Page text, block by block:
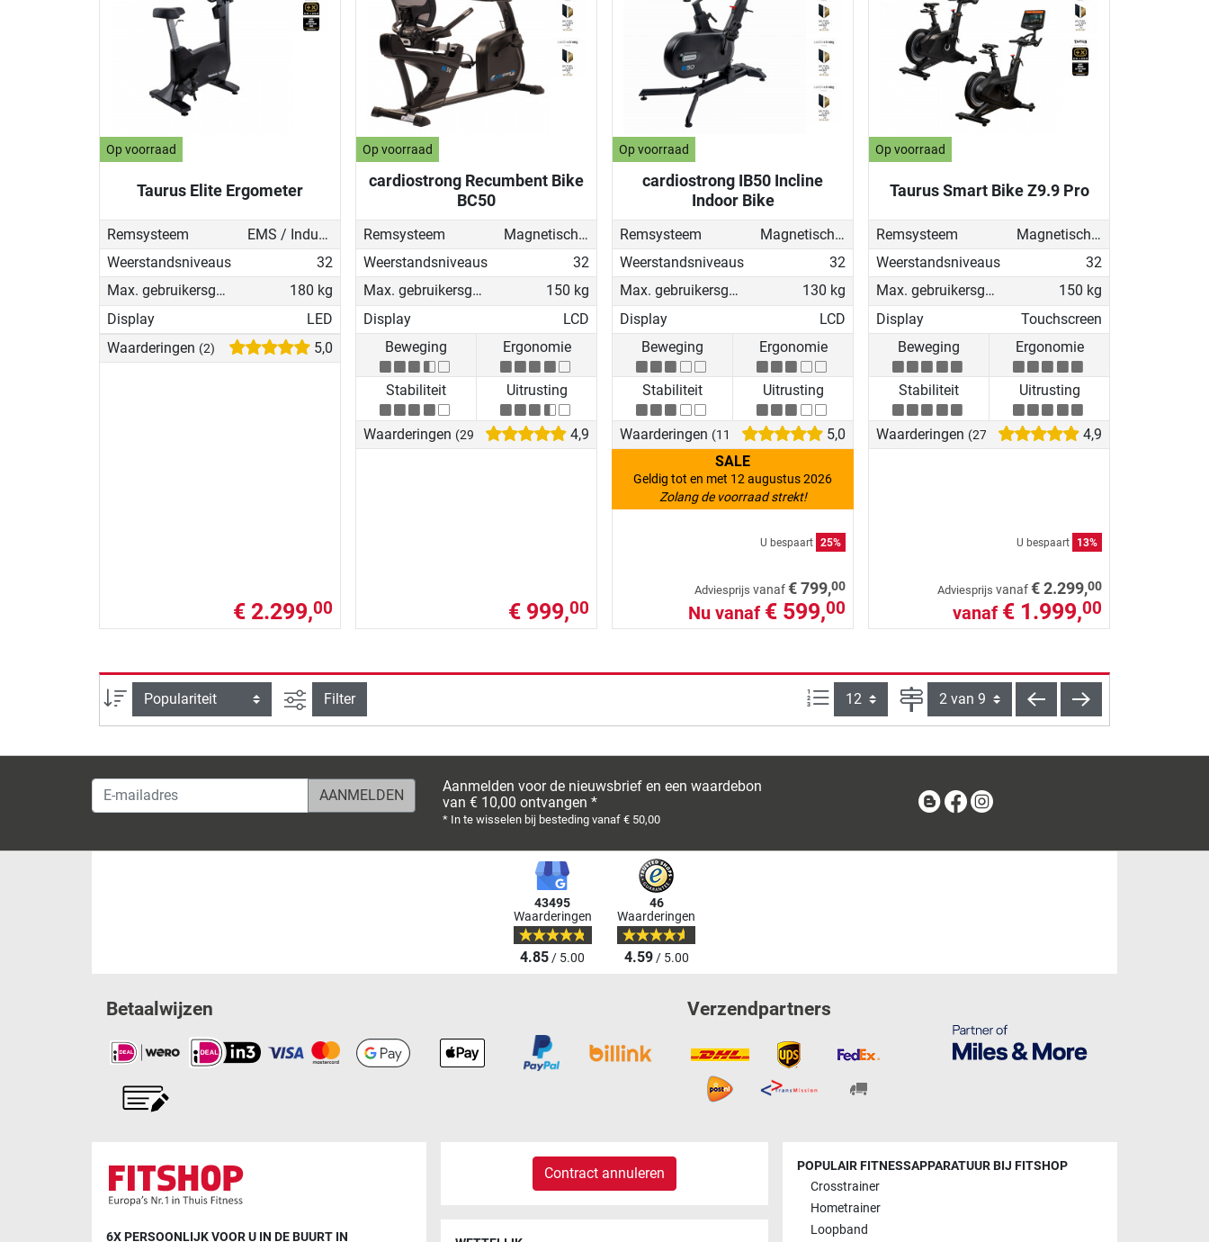
Op voorraad
Taurus Elite Ergometer
Remsysteem
EMS / Inductierem
Weerstandsniveaus
32
Max. gebruikersgewicht
180 kg
Display
LED
Waarderingen (2) 5,0
€ 2.299,00
Op voorraad
cardiostrong Recumbent Bike
BC50
Remsysteem
Magnetisch - gemotoriseerd
Weerstandsniveaus
32
Max. gebruikersgewicht
150 kg
Display
LCD
Beweging
Ergonomie
Stabiliteit Uitrusting
Waarderingen (29) 4,9
€ 999,00
Op voorraad
cardiostrong IB50 Incline
Indoor Bike
Remsysteem
Magnetisch - gemotoriseerd
Weerstandsniveaus
32
Max. gebruikersgewicht
130 kg
Display
LCD
Beweging
Ergonomie
Stabiliteit Uitrusting
Waarderingen (11)
5,0
SALE
Geldig tot en met 12 augustus 2026
Zolang de voorraad strekt!
U bespaart 25%
Adviesprijs vanaf€ 799,00
Nu vanaf € 599,00
Op voorraad
Taurus Smart Bike Z9.9 Pro
Remsysteem
Magnetisch - gemotoriseerd
Weerstandsniveaus
32
Max. gebruikersgewicht
150 kg
Display
Touchscreen
Beweging
Ergonomie
Stabiliteit Uitrusting
Waarderingen (27) 4,9
U bespaart 13%
Adviesprijs vanaf€ 2.299,00
vanaf € 1.999,00
Sortering Zoeken binnen de resultaten
Filter Artikelen per pagina:
Pagina terug verder
E-mailadres
Aanmelden voor de nieuwsbrief en een waardebon
van € 10,00 ontvangen *
* In te wisselen bij besteding vanaf € 50,00
BlogFacebook
43495
Waarderingen
4.85/ 5.00
46
Waarderingen
4.59/ 5.00
Betaalwijzen Verzendpartners
6X PERSOONLIJK VOOR U IN DE BUURT IN
Contract annuleren
POPULAIR FITNESSAPPARATUUR BIJ FITSHOP
Crosstrainer
Hometrainer
Loopband